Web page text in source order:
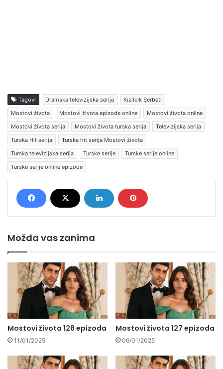
Tagovi Dramska televizijska serija
Kızılcık Şerbeti
Mostovi života
Mostovi života epizode online
Mostovi života online
Mostovi života serija
Mostovi života turska serija
Televizijska serija
Turska Hit serija
Turska hit serija Mostovi života
Turska televizijska serija
Turske serije
Turske serije online
Turske serije online epizode
Možda vas zanima
Mostovi života 128 epizoda
11/01/2025
Mostovi života 127 epizoda
06/01/2025